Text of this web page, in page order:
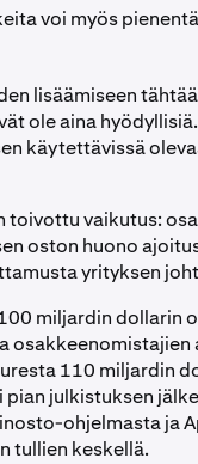
voi myös
lisäämiseen
ole aina
käytettävissä
toivottu vaikutus:
oston huono
yrityksen
miljardin dollarin
110 miljardin
pian julkistuksen
ohjelmasta ja
tullien keskellä.